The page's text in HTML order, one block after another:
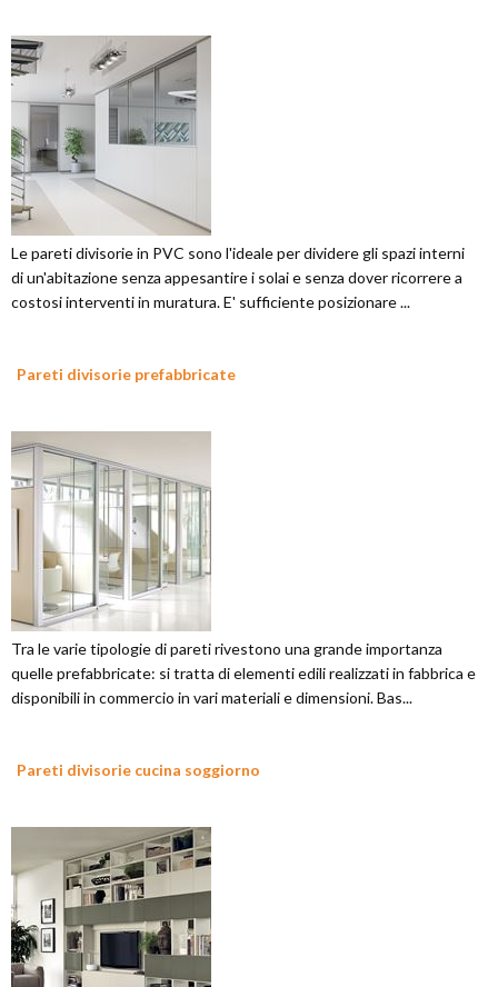
Le pareti divisorie in PVC sono l'ideale per dividere gli spazi interni
di un'abitazione senza appesantire i solai e senza dover ricorrere a
costosi interventi in muratura. E' sufficiente posizionare ...
Pareti divisorie prefabbricate
Tra le varie tipologie di pareti rivestono una grande importanza
quelle prefabbricate: si tratta di elementi edili realizzati in fabbrica e
disponibili in commercio in vari materiali e dimensioni. Bas...
Pareti divisorie cucina soggiorno